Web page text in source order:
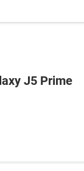
J5 Prime